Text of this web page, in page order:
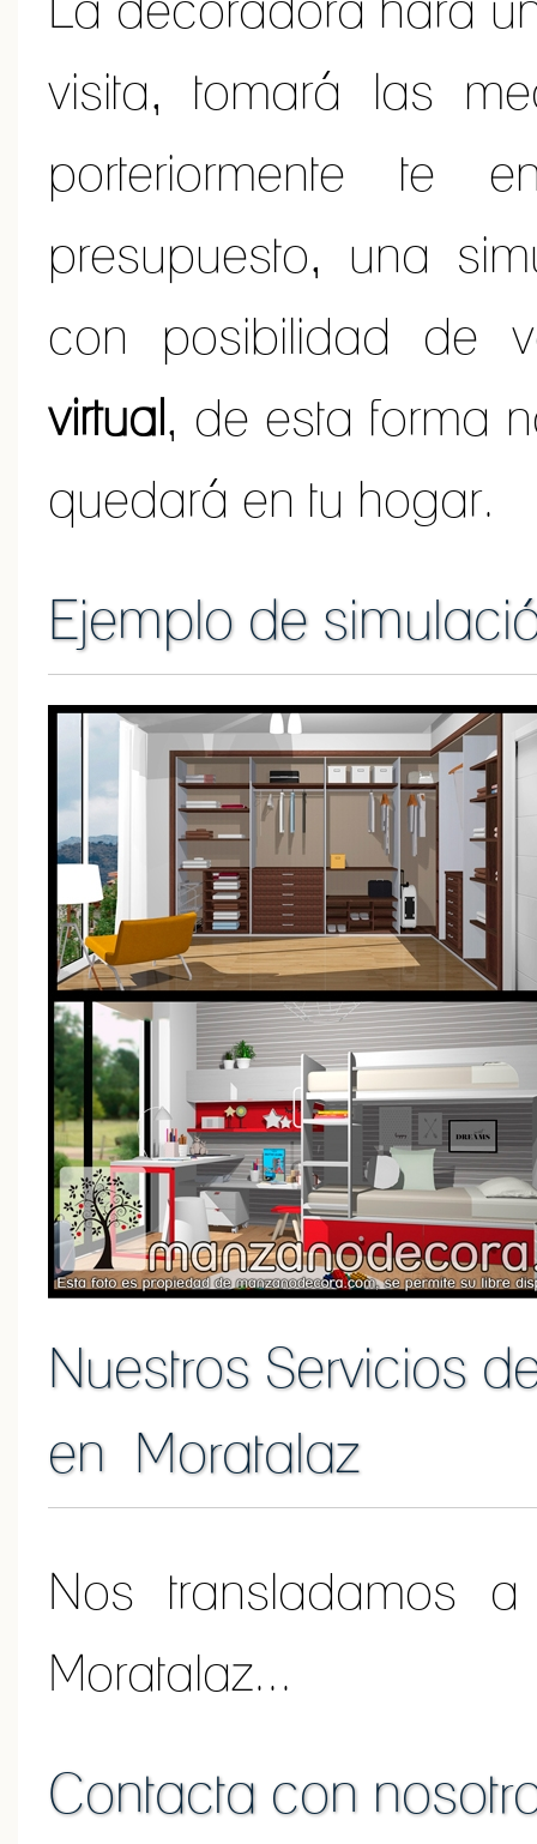
visita, tomará las
porteriormente te
presupuesto, una
con posibilidad de
virtual, de esta forma
quedará en tu hogar.
Ejemplo de
Nuestros Servicios
en Moratalaz
Nos transladamos
Moratalaz...
Contacta con